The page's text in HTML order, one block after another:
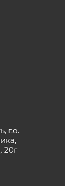
г.о.
20г